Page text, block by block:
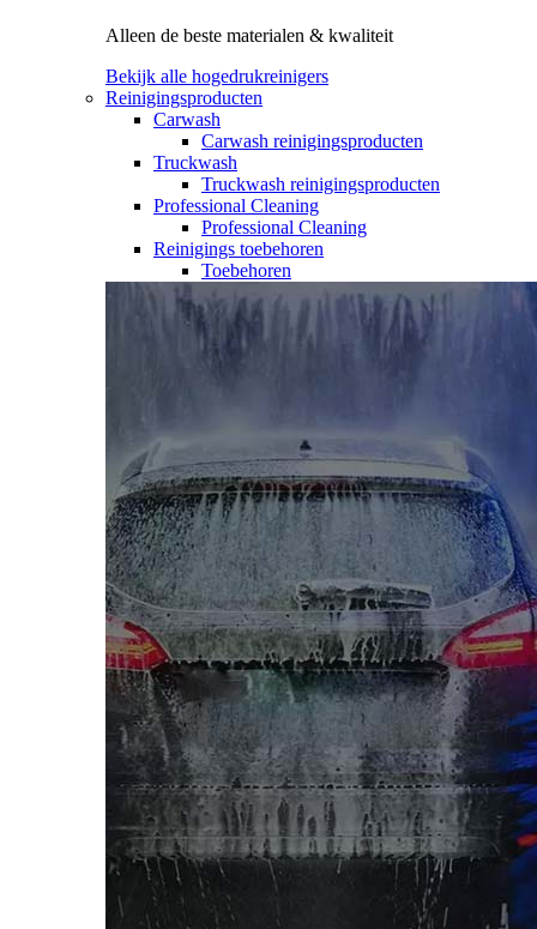
Alleen de beste materialen & kwaliteit
Bekijk alle hogedrukreinigers
Reinigingsproducten
Carwash
Carwash reinigingsproducten
Truckwash
Truckwash reinigingsproducten
Professional Cleaning
Professional Cleaning
Reinigings toebehoren
Toebehoren